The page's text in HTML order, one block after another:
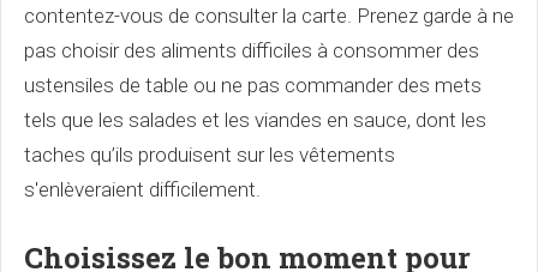
contentez-vous de consulter la carte. Prenez garde à ne
pas choisir des aliments difficiles à consommer des
ustensiles de table ou ne pas commander des mets
tels que les salades et les viandes en sauce, dont les
taches qu’ils produisent sur les vêtements
s'enlèveraient difficilement.
Choisissez le bon moment pour